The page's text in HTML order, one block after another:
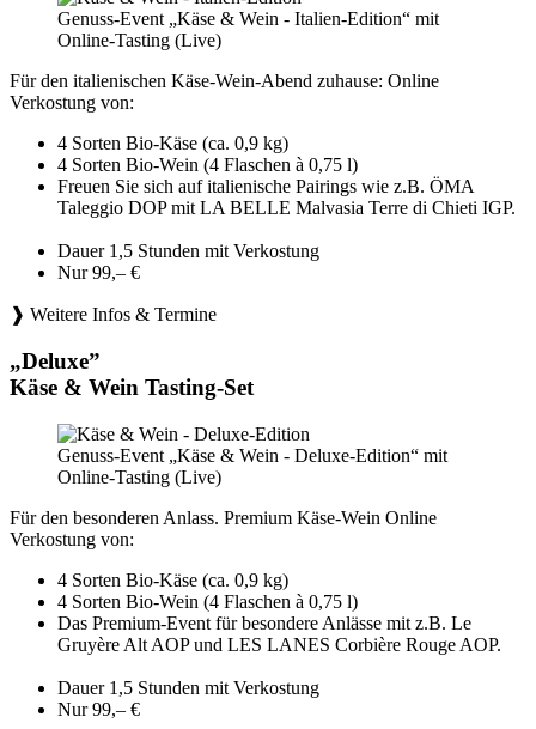
Genuss-Event „Käse & Wein - Italien-Edition“ mit
Online-Tasting (Live)
Für den italienischen Käse-Wein-Abend zuhause: Online
Verkostung von:
4 Sorten Bio-Käse (ca. 0,9 kg)
4 Sorten Bio-Wein (4 Flaschen à 0,75 l)
Freuen Sie sich auf italienische Pairings wie z.B. ÖMA
Taleggio DOP mit LA BELLE Malvasia Terre di Chieti IGP.
Dauer 1,5 Stunden mit Verkostung
Nur 99,– €
❱ Weitere Infos & Termine
„Deluxe”
Käse & Wein Tasting-Set
Genuss-Event „Käse & Wein - Deluxe-Edition“ mit
Online-Tasting (Live)
Für den besonderen Anlass. Premium Käse-Wein Online
Verkostung von:
4 Sorten Bio-Käse (ca. 0,9 kg)
4 Sorten Bio-Wein (4 Flaschen à 0,75 l)
Das Premium-Event für besondere Anlässe mit z.B. Le
Gruyère Alt AOP und LES LANES Corbière Rouge AOP.
Dauer 1,5 Stunden mit Verkostung
Nur 99,– €